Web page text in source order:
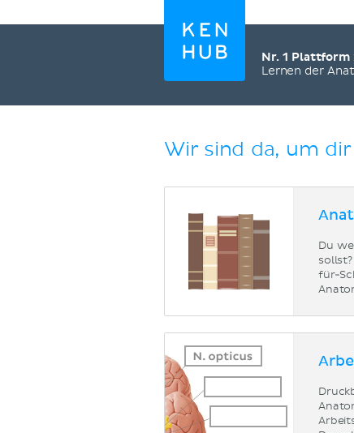
Nr. 1 Plattform
Lernen der
Wir sind da, um
Du
für-